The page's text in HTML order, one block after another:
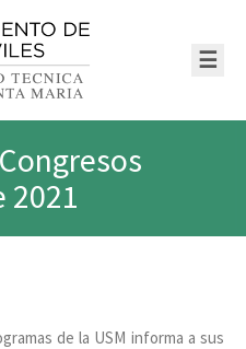
☰
2021
de la USM informa a sus